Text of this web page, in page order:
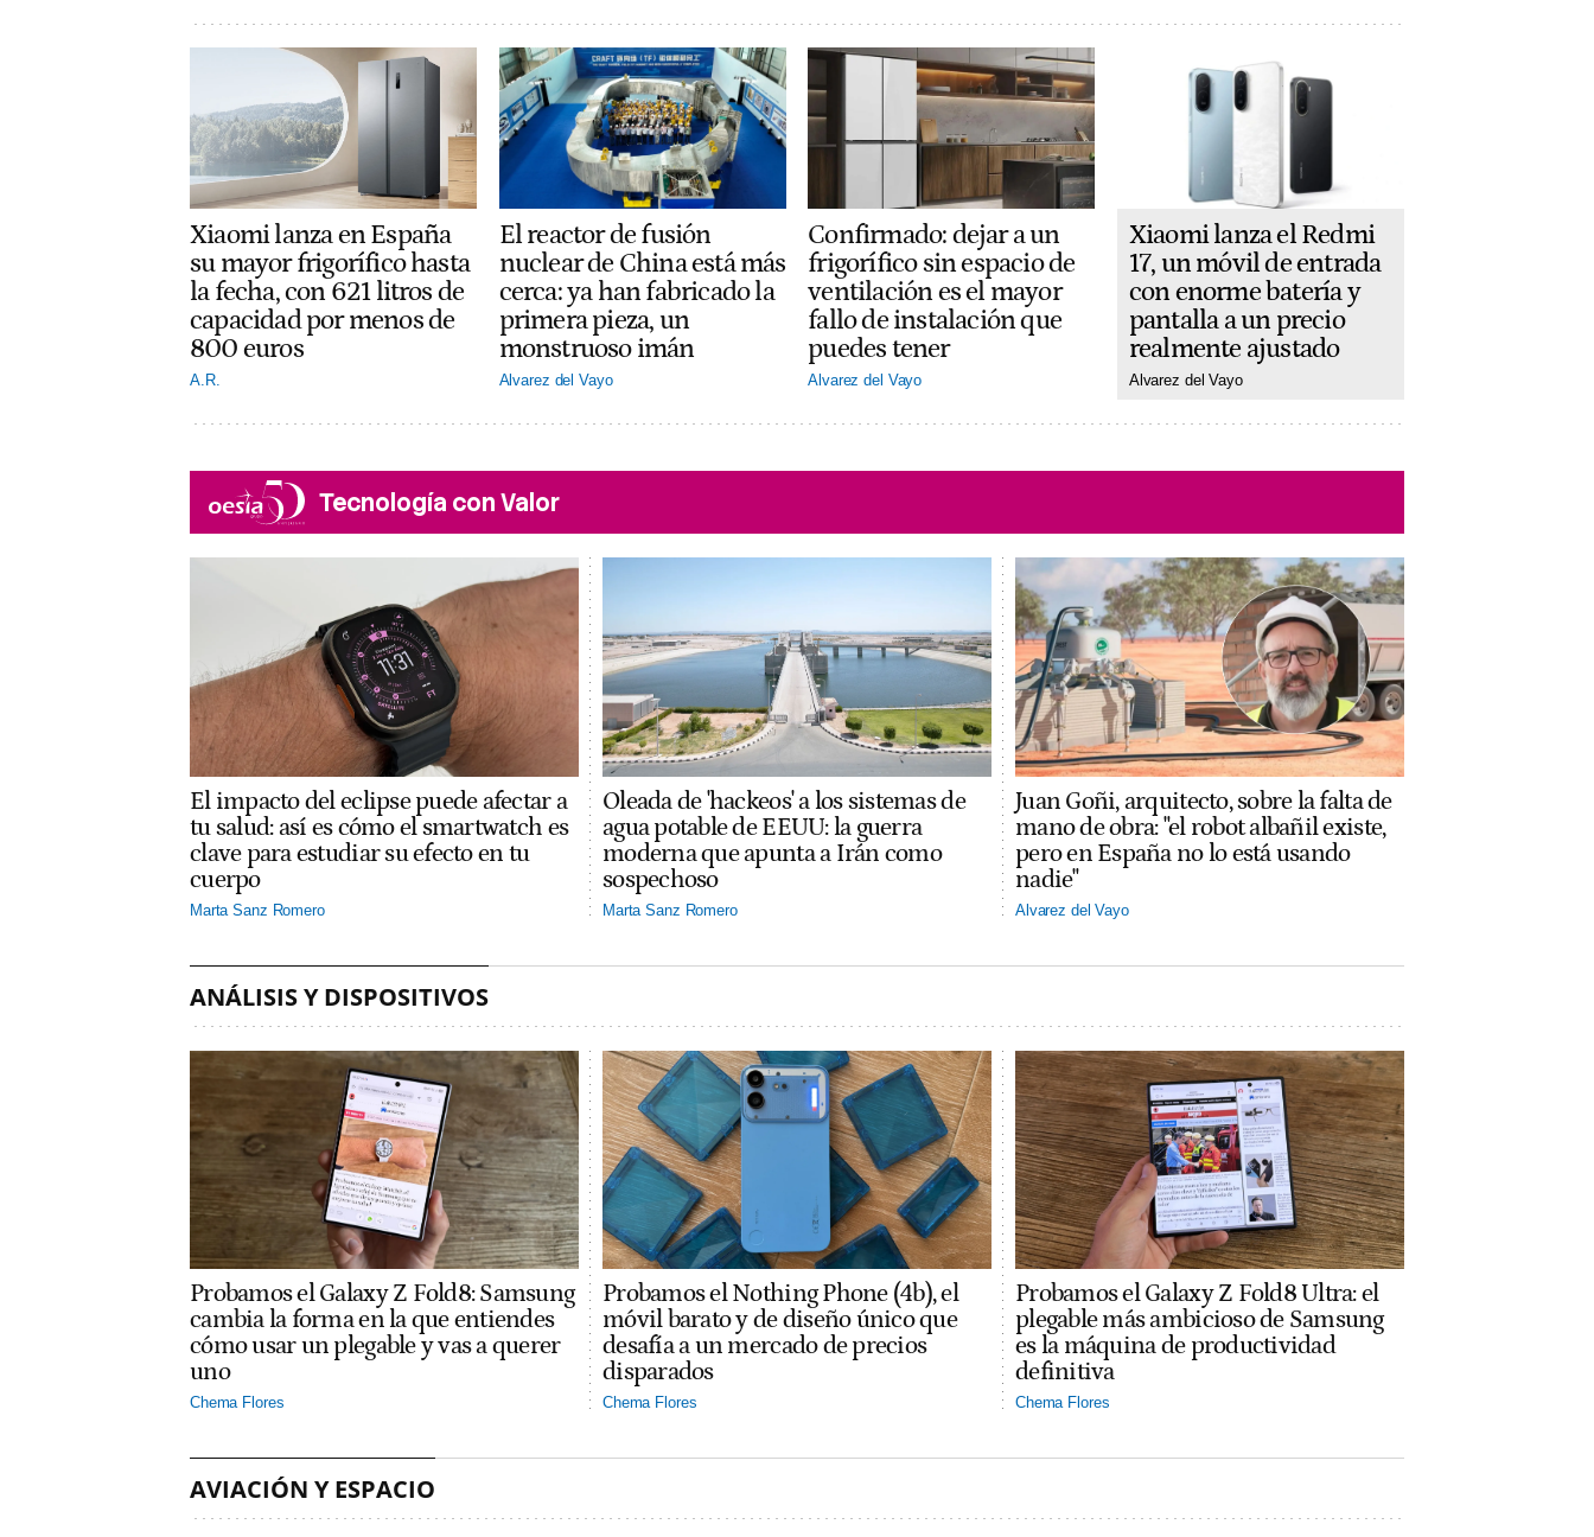
Xiaomi lanza en España
su mayor frigorífico hasta
la fecha, con 621 litros de
capacidad por menos de
800 euros
A.R.
El reactor de fusión
nuclear de China está más
cerca: ya han fabricado la
primera pieza, un
monstruoso imán
Alvarez del Vayo
Confirmado: dejar a un
frigorífico sin espacio de
ventilación es el mayor
fallo de instalación que
puedes tener
Alvarez del Vayo
Xiaomi lanza el Redmi
17, un móvil de entrada
con enorme batería y
pantalla a un precio
realmente ajustado
Alvarez del Vayo
Tecnología con Valor
El impacto del eclipse puede afectar a
tu salud: así es cómo el smartwatch es
clave para estudiar su efecto en tu
cuerpo
Marta Sanz Romero
Oleada de 'hackeos' a los sistemas de
agua potable de EEUU: la guerra
moderna que apunta a Irán como
sospechoso
Marta Sanz Romero
Juan Goñi, arquitecto, sobre la falta de
mano de obra: "el robot albañil existe,
pero en España no lo está usando
nadie"
Alvarez del Vayo
ANÁLISIS Y DISPOSITIVOS
Probamos el Galaxy Z Fold8: Samsung
cambia la forma en la que entiendes
cómo usar un plegable y vas a querer
uno
Chema Flores
Probamos el Nothing Phone (4b), el
móvil barato y de diseño único que
desafía a un mercado de precios
disparados
Chema Flores
Probamos el Galaxy Z Fold8 Ultra: el
plegable más ambicioso de Samsung
es la máquina de productividad
definitiva
Chema Flores
AVIACIÓN Y ESPACIO